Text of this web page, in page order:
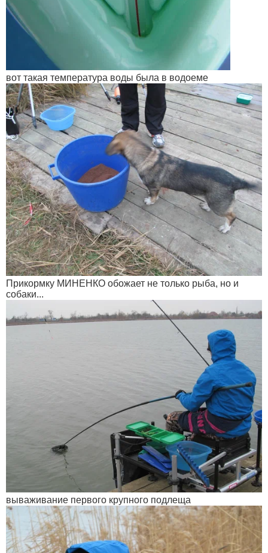
вот такая температура воды была в водоеме
Прикормку МИНЕНКО обожает не только рыба, но и
собаки...
вываживание первого крупного подлеща